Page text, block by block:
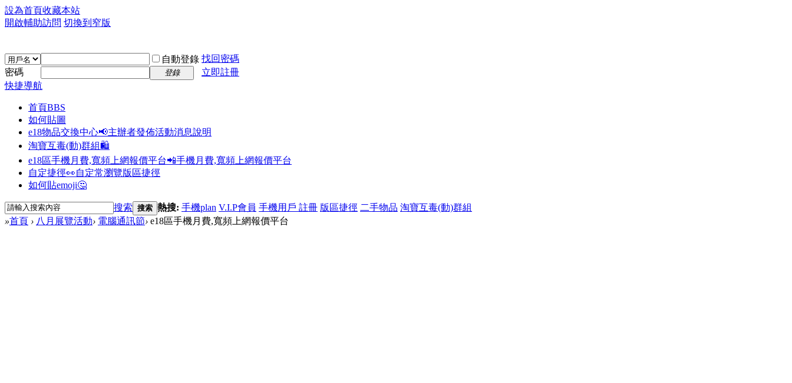
設為首頁收藏本站
開啟輔助訪問 切換到窄版
自動登錄 找回密碼
密碼
登錄
立即註冊
快捷導航
首頁BBS
如何貼圖
e18物品交換中心📢主辦者發佈活動消息說明
淘寶互毒(動)群組🛍️
e18區手機月費,寬頻上網報價平台📲手機月費,寬頻上網報價平台
自定捷徑👀自定常瀏覽版區捷徑
如何貼emoji🤔
搜索 搜索 熱搜: 手機plan V.I.P會員 手機用戶 註冊 版區捷徑 二手物品 淘寶互毒(動)群組
»首頁 › 八月展覽活動› 電腦通訊節› e18區手機月費,寬頻上網報價平台